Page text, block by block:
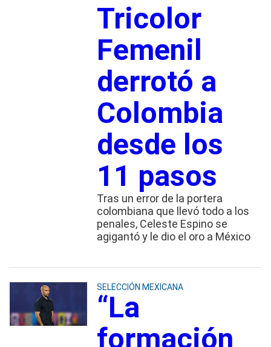
Tricolor
Femenil
derrotó a
Colombia
desde los
11 pasos
Tras un error de la portera
colombiana que llevó todo a los
penales, Celeste Espino se
agigantó y le dio el oro a México
SELECCIÓN MEXICANA
“La
formación